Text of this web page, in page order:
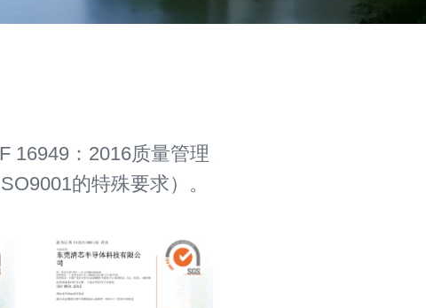
16949：2016质量管理
的特殊要求）。